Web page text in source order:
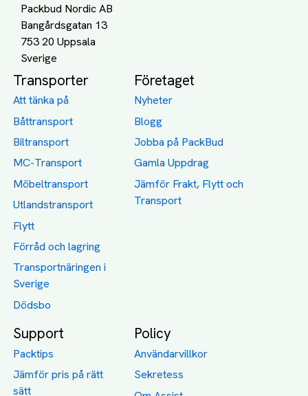
Packbud Nordic AB
Bangårdsgatan 13
753 20 Uppsala
Transporter
Att tänka på
Båttransport
Biltransport
MC-Transport
Möbeltransport
Utlandstransport
Flytt
Förråd och lagring
Transportnäringen i
Sverige
Dödsbo
Företaget
Nyheter
Blogg
Jobba på PackBud
Gamla Uppdrag
Jämför Frakt, Flytt och
Transport
Support
Packtips
Jämför pris på rätt
sätt
Policy
Användarvillkor
Sekretess